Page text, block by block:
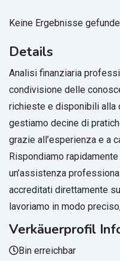
Keine Ergebnisse
Details
Analisi finanziaria
condivisione delle
richieste e disponibili
gestiamo decine di
grazie all’esperienza e a
Rispondiamo
un’assistenza
accreditati direttamente
lavoriamo in modo
Verkäuerprofil
Bin erreichbar